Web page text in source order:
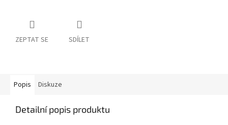
ZEPTAT SE SDÍLET
Popis Diskuze
Detailní popis produktu